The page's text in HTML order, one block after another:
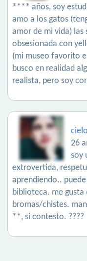
**** años, soy
amo a los gatos
amor de mi vida)
obsesionada con
(mi museo favorito
busco en realidad
realista, pero soy
cielo
26
soy
extrovertida,
aprendiendo..
biblioteca. me gusta
bromas/chistes.
**, si contesto. ????